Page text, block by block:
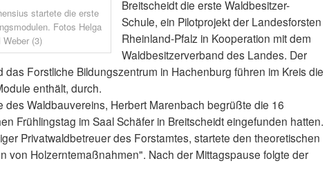
startete die erste
Fotos Helga
(3)
Breitscheidt die erste Waldbesitzer-
Schule, ein Pilotprojekt der Landesforsten
Rheinland-Pfalz in Kooperation mit dem
Waldbesitzerverband des Landes. Der
Forstliche Bildungszentrum in Hachenburg führen im Kreis die
enthält, durch.
des Waldbauvereins, Herbert Marenbach begrüßte die 16
Frühlingstag im Saal Schäfer in Breitscheidt eingefunden hatten.
Privatwaldbetreuer des Forstamtes, startete den theoretischen
von Holzerntemaßnahmen". Nach der Mittagspause folgte der